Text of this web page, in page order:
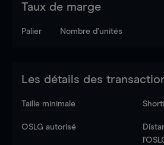
Taux de marge
Palier Nombre d’unités
Les détails des
Taille minimale
OSLG autorisé